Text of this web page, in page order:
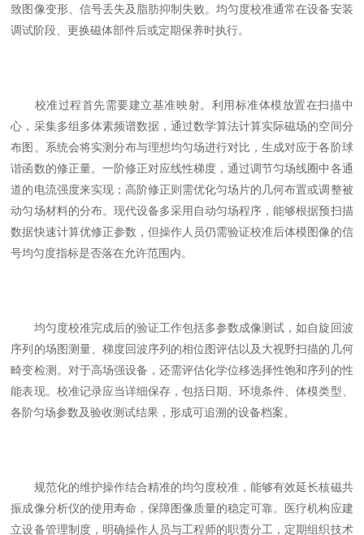
致图像变形、信号丢失及脂肪抑制失败。均匀度校准通常在设备安装
调试阶段、更换磁体部件后或定期保养时执行。
校准过程首先需要建立基准映射。利用标准体模放置在扫描中
心，采集多组多体素频谱数据，通过数学算法计算实际磁场的空间分
布图。系统会将实测分布与理想均匀场进行对比，生成对应于各阶球
谐函数的修正量。一阶修正对应线性梯度，通过调节匀场线圈中各通
道的电流强度来实现；高阶修正则需优化匀场片的几何布置或调整被
动匀场材料的分布。现代设备多采用自动匀场程序，能够根据预扫描
数据快速计算优修正参数，但操作人员仍需验证校准后体模图像的信
号均匀度指标是否落在允许范围内。
均匀度校准完成后的验证工作包括多参数成像测试，如自旋回波
序列的场图测量、梯度回波序列的相位图评估以及大视野扫描的几何
畸变检测。对于高场强设备，还需评估化学位移选择性饱和序列的性
能表现。校准记录应当详细保存，包括日期、环境条件、体模类型、
各阶匀场参数及验收测试结果，形成可追溯的设备档案。
规范化的维护操作结合精准的均匀度校准，能够有效延长核磁共
振成像分析仪的使用寿命，保障图像质量的稳定可靠。医疗机构应建
立设备管理制度，明确操作人员与工程师的职责分工，定期组织技术